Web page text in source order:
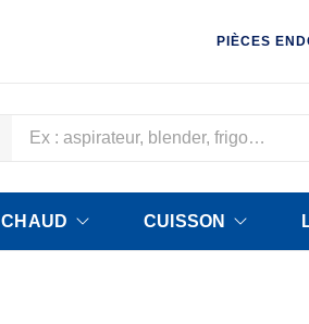
PIÈCES
CHAUD CUISSON